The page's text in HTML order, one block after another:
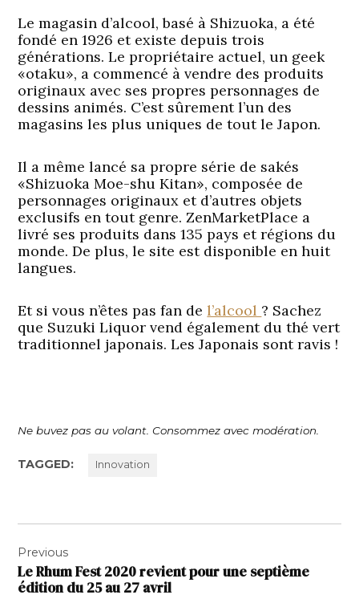
Le magasin d’alcool, basé à Shizuoka, a été
fondé en 1926 et existe depuis trois
générations. Le propriétaire actuel, un geek
«otaku», a commencé à vendre des produits
originaux avec ses propres personnages de
dessins animés. C’est sûrement l’un des
magasins les plus uniques de tout le Japon.
Il a même lancé sa propre série de sakés
«Shizuoka Moe-shu Kitan», composée de
personnages originaux et d’autres objets
exclusifs en tout genre. ZenMarketPlace a
livré ses produits dans 135 pays et régions du
monde. De plus, le site est disponible en huit
langues.
Et si vous n’êtes pas fan del’alcool ? Sachez
que Suzuki Liquor vend également du thé vert
traditionnel japonais. Les Japonais sont ravis !
Ne buvez pas au volant. Consommez avec modération.
TAGGED: Innovation
de
l’article
Previous
Le Rhum Fest 2020 revient pour une septième
édition du 25 au 27 avril